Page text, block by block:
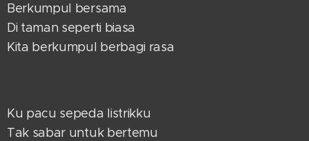
Berkumpul bersama
Di taman seperti biasa
Kita berkumpul berbagi rasa
Ku pacu sepeda listrikku
Tak sabar untuk bertemu